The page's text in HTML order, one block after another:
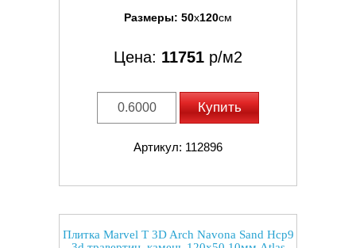
Размеры: 50x120см
Цена: 11751 р/м2
Купить
Артикул: 112896
Плитка Marvel T 3D Arch Navona Sand Hcp9